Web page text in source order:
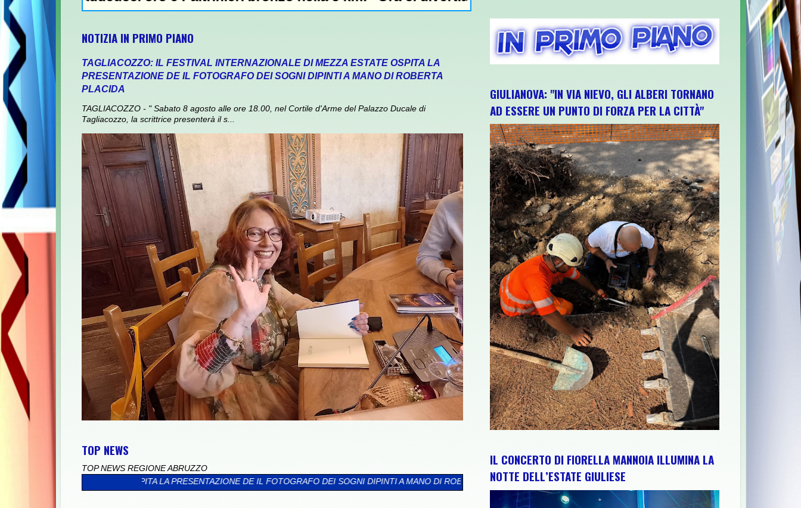
NOTIZIA IN PRIMO PIANO
TAGLIACOZZO: IL FESTIVAL INTERNAZIONALE DI MEZZA ESTATE OSPITA LA
PRESENTAZIONE DE IL FOTOGRAFO DEI SOGNI DIPINTI A MANO DI ROBERTA
PLACIDA
TAGLIACOZZO - " Sabato 8 agosto alle ore 18.00, nel Cortile d'Arme del Palazzo Ducale di
Tagliacozzo, la scrittrice presenterà il s...
TOP NEWS
TOP NEWS REGIONE ABRUZZO
OSPITA LA PRESENTAZIONE DE IL FOTOGRAFO DEI SOGNI DIPINTI A MANO DI ROBERTA PLACIDA >> “MANI CHE RACCONTANO: L’ARTE DEL PRESEPE DI GIUSEPPE AVOLIO” INCONTRO
GIULIANOVA: "IN VIA NIEVO, GLI ALBERI TORNANO
AD ESSERE UN PUNTO DI FORZA PER LA CITTÀ"
IL CONCERTO DI FIORELLA MANNOIA ILLUMINA LA
NOTTE DELL’ESTATE GIULIESE